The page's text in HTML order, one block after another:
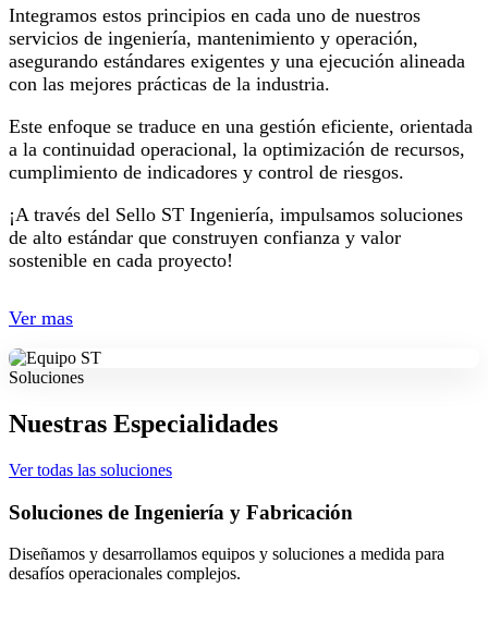
Integramos estos principios en cada uno de nuestros
servicios de ingeniería, mantenimiento y operación,
asegurando estándares exigentes y una ejecución alineada
con las mejores prácticas de la industria.
Este enfoque se traduce en una gestión eficiente, orientada
a la continuidad operacional, la optimización de recursos,
cumplimiento de indicadores y control de riesgos.
¡A través del Sello ST Ingeniería, impulsamos soluciones
de alto estándar que construyen confianza y valor
sostenible en cada proyecto!
Ver mas
Soluciones
Nuestras Especialidades
Ver todas las soluciones
Soluciones de Ingeniería y Fabricación
Diseñamos y desarrollamos equipos y soluciones a medida para
desafíos operacionales complejos.